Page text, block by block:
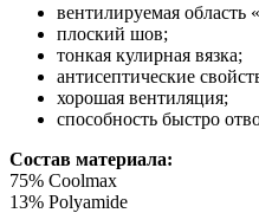
вентилируемая область
плоский шов;
тонкая кулирная вязка;
антисептические
хорошая вентиляция;
способность быстро
Состав материала:
75% Coolmax
13% Polyamide